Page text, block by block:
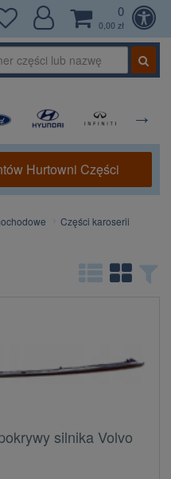
0
0,00 zł
Hurtowni Części
Części karoserii
silnika Volvo